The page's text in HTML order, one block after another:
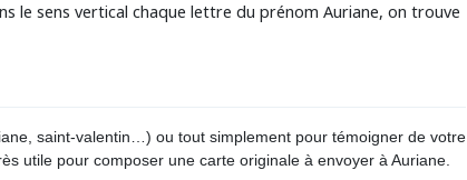
le sens vertical chaque lettre du prénom Auriane, on trouve
saint-valentin…) ou tout simplement pour témoigner de votre
utile pour composer une carte originale à envoyer à Auriane.